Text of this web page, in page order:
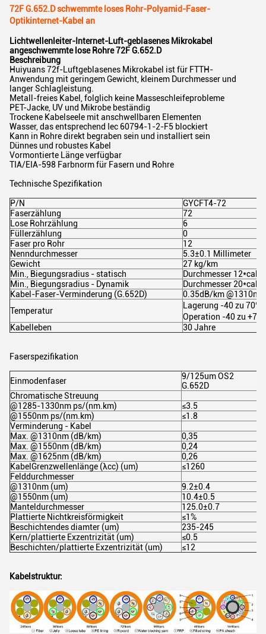
72F G.652.D schwemmte loses Rohr-Polyamid-Faser-
Optikinternet-Kabel an
Lichtwellenleiter-Internet-Luft-geblasenes Mikrokabel
angeschwemmte lose Rohre 72F G.652.D
Beschreibung
Huiyuans 72f-Luftgeblasenes Mikrokabel ist für FTTH-
Anwendung mit geringem Gewicht, kleinem Durchmesser und
langer Schlagleistung.
Metall-freies Kabel, folglich keine Masseschleifeprobleme
PET-Jacke, UV und Mikrobe beständig
Trockene Kabelseele mit anschwellbaren Elementen
Wasser, das entsprechend Iec 60794-1-2-F5 blockiert
Kann in Rohre direkt begraben sein und installiert sein
Dünnes und robustes Kabel
Vormontierte Länge verfügbar
TIA/EIA-598 Farbnorm für Fasern und Rohre
Technische Spezifikation
P/N
GYCFT4-72
Faserzählung
72
Lose Rohrzählung
6
Füllerzählung
0
Faser pro Rohr
12
Nenndurchmesser
5.3±0.1 Millimeter
Gewicht
27 kg/km
Min., Biegungsradius - statisch
Durchmesser 12*cable
Min., Biegungsradius - Dynamik
Durchmesser 20*cable
Kabel-Faser-Verminderung (G.652D)
0.35dB/km
Temperatur
Lagerung -40 zu
Operation -40 zu
Kabelleben
30 Jahre
Faserspezifikation
Einmodenfaser
9/125um OS2
G.652D
Chromatische Streuung
@1285-1330nm ps/(nm.km)
≤3.5
@1550nm ps/(nm.km)
≤1.8
Verminderung - Kabel
Max. @1310nm (dB/km)
0,35
Max. @1550nm (dB/km)
0,24
Max. @1625nm (dB/km)
0,26
KabelGrenzwellenlänge (λcc) (um)
≤1260
Felddurchmesser
@1310nm (um)
9.2±0.4
@1550nm (um)
10.4±0.5
Manteldurchmesser
125.0±0.7
Plattierte Nichtkreisförmigkeit
≤1%
Beschichtendes diamter (um)
235-245
Kern/plattierte Exzentrizität (um)
≤0.5
Beschichten/plattierte Exzentrizität (um)
≤12
Kabelstruktur: